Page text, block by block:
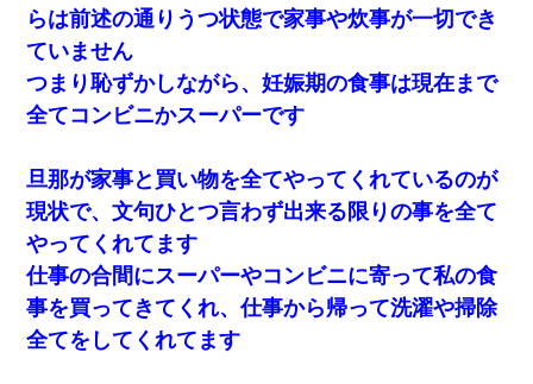
らは前述の通りうつ状態で家事や炊事が一切でき
ていません
つまり恥ずかしながら、妊娠期の食事は現在まで
全てコンビニかスーパーです
旦那が家事と買い物を全てやってくれているのが
現状で、文句ひとつ言わず出来る限りの事を全て
やってくれてます
仕事の合間にスーパーやコンビニに寄って私の食
事を買ってきてくれ、仕事から帰って洗濯や掃除
全てをしてくれてます